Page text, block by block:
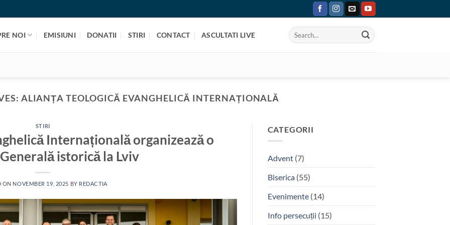
NOI EMISIUNI DONATII STIRI CONTACT ASCULTATI LIVE
ALIANȚA TEOLOGICĂ EVANGHELICĂ INTERNAȚIONALĂ
STIRI
Internațională organizează o
istorică la Lviv
ON NOVEMBER 19, 2025 BY REDACTIA
CATEGORII
Advent(7)
Biserica(55)
Evenimente(14)
Info persecuții (15)